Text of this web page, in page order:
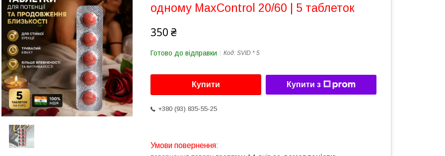
одному MaxControl 20/60 | 5 таблеток
350 ₴
Готово до відправки Код: SVID * 5
Купити Купити з
+380 (93) 835-55-25